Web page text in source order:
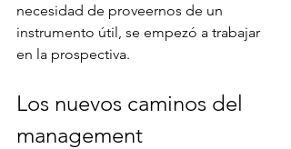
necesidad de proveernos de un
instrumento útil, se empezó a trabajar
en la prospectiva.
Los nuevos caminos del
management